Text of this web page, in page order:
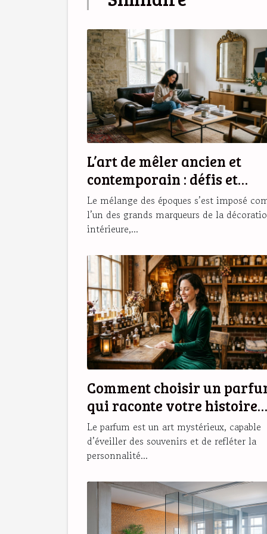
L’art de mêler ancien et
contemporain : défis et
secrets d’une déco réussie
Le mélange des époques s’est imposé
l’un des grands marqueurs de la
intérieure,...
Comment choisir un
qui raconte votre histoire
personnelle ?
Le parfum est un art mystérieux, capable
d’éveiller des souvenirs et de refléter la
personnalité...